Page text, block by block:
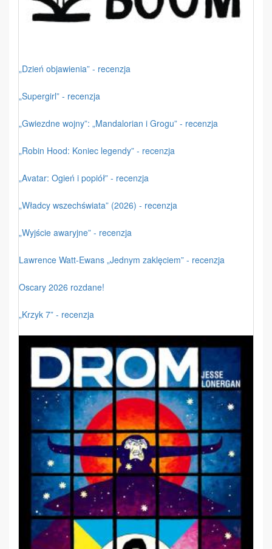
„Dzień objawienia” - recenzja
„Supergirl” - recenzja
„Gwiezdne wojny”: „Mandalorian i Grogu” - recenzja
„Robin Hood: Koniec legendy” - recenzja
„Avatar: Ogień i popiół” - recenzja
„Władcy wszechświata” (2026) - recenzja
„Wyjście awaryjne” - recenzja
Lawrence Watt-Ewans „Jednym zaklęciem” - recenzja
Oscary 2026 rozdane!
„Krzyk 7” - recenzja